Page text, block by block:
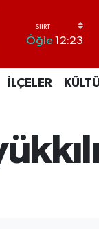
Öğle 12:23
İLÇELER